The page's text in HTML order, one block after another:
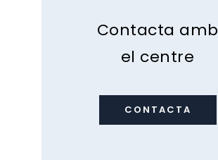
Contacta amb
el centre
CONTACTA